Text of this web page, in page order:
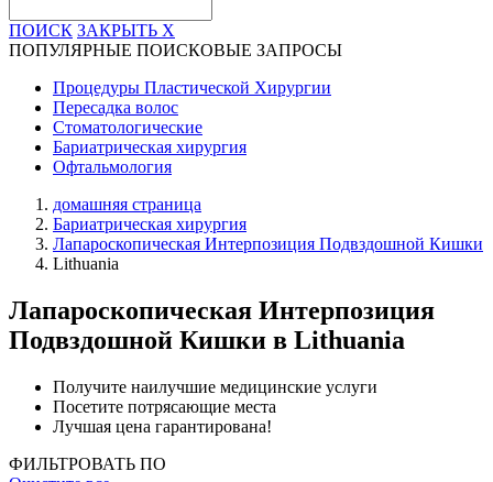
ПОИСК ЗАКРЫТЬ X
ПОПУЛЯРНЫЕ ПОИСКОВЫЕ ЗАПРОСЫ
Процедуры Пластической Хирургии
Пересадка волос
Стоматологические
Бариатрическая хирургия
Офтальмология
домашняя страница
Бариатрическая хирургия
Лапароскопическая Интерпозиция Подвздошной Кишки
Lithuania
Лапароскопическая Интерпозиция
Подвздошной Кишки в Lithuania
Получите наилучшие медицинские услуги
Посетите потрясающие места
Лучшая цена гарантирована!
ФИЛЬТРОВАТЬ ПО